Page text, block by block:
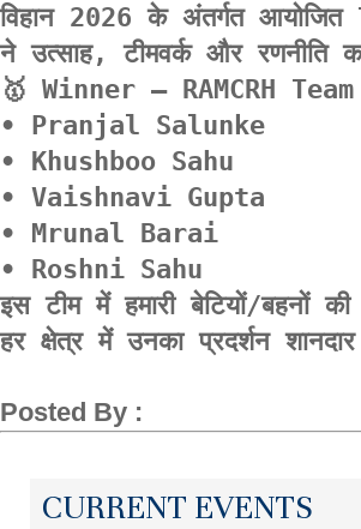
विहान 2026 के अंतर्गत
ने उत्साह, टीमवर्क और रणनीति
🥇 Winner – RAMCRH Team
• Pranjal Salunke
• Khushboo Sahu
• Vaishnavi Gupta
• Mrunal Barai
• Roshni Sahu
इस टीम में हमारी बेटियों/बहनों
हर क्षेत्र में उनका प्रदर्शन
Posted By :
CURRENT EVENTS